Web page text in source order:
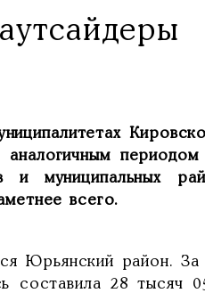
аналогичным
и муниципальных
всего.
Юрьянский район. За
составила 28 тысяч